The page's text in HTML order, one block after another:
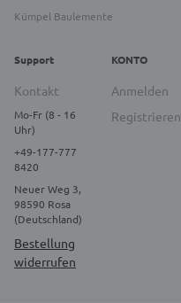
Kümpel Baulemente
Support
Kontakt
Mo-Fr (8 - 16
Uhr)
+49-177-777
8420
Neuer Weg 3,
98590 Rosa
(Deutschland)
Bestellung
widerrufen
KONTO
Anmelden
Registrieren